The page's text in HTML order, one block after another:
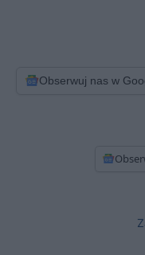
Obserwuj nas w